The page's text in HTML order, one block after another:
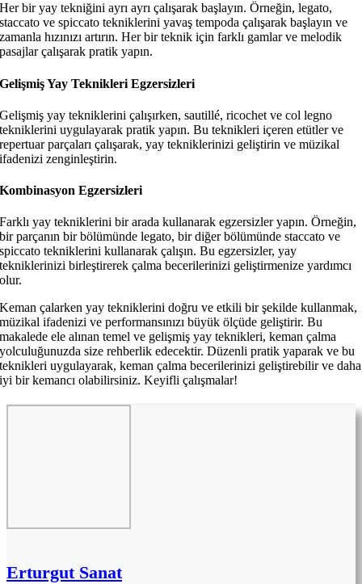
Her bir yay tekniğini ayrı ayrı çalışarak başlayın. Örneğin, legato,
staccato ve spiccato tekniklerini yavaş tempoda çalışarak başlayın ve
zamanla hızınızı artırın. Her bir teknik için farklı gamlar ve melodik
pasajlar çalışarak pratik yapın.
Gelişmiş Yay Teknikleri Egzersizleri
Gelişmiş yay tekniklerini çalışırken, sautillé, ricochet ve col legno
tekniklerini uygulayarak pratik yapın. Bu teknikleri içeren etütler ve
repertuar parçaları çalışarak, yay tekniklerinizi geliştirin ve müzikal
ifadenizi zenginleştirin.
Kombinasyon Egzersizleri
Farklı yay tekniklerini bir arada kullanarak egzersizler yapın. Örneğin,
bir parçanın bir bölümünde legato, bir diğer bölümünde staccato ve
spiccato tekniklerini kullanarak çalışın. Bu egzersizler, yay
tekniklerinizi birleştirerek çalma becerilerinizi geliştirmenize yardımcı
olur.
Keman çalarken yay tekniklerini doğru ve etkili bir şekilde kullanmak,
müzikal ifadenizi ve performansınızı büyük ölçüde geliştirir. Bu
makalede ele alınan temel ve gelişmiş yay teknikleri, keman çalma
yolculuğunuzda size rehberlik edecektir. Düzenli pratik yaparak ve bu
teknikleri uygulayarak, keman çalma becerilerinizi geliştirebilir ve daha
iyi bir kemancı olabilirsiniz. Keyifli çalışmalar!
Erturgut Sanat